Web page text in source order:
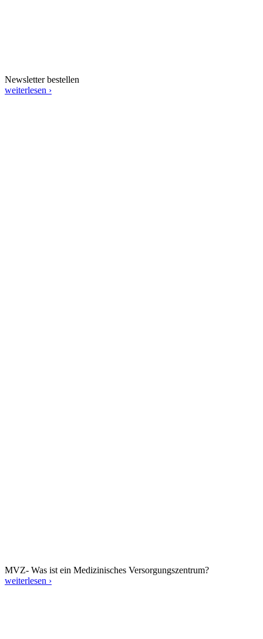
Newsletter bestellen
weiterlesen ›
MVZ- Was ist ein Medizinisches Versorgungszentrum?
weiterlesen ›